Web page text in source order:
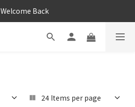
Welcome Back
24 Items per page